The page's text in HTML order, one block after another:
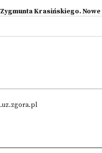
Krasińskiego.